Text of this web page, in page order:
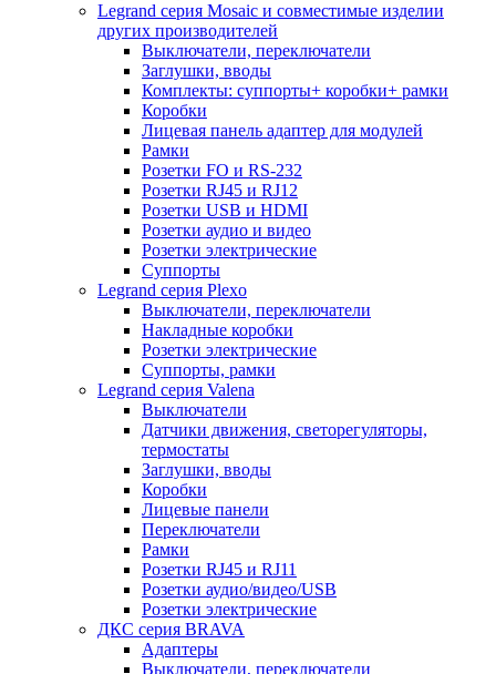
Legrand серия Mosaic и совместимые изделии
других производителей
Выключатели, переключатели
Заглушки, вводы
Комплекты: суппорты+ коробки+ рамки
Коробки
Лицевая панель адаптер для модулей
Рамки
Розетки FO и RS-232
Розетки RJ45 и RJ12
Розетки USB и HDMI
Розетки аудио и видео
Розетки электрические
Суппорты
Legrand серия Plexo
Выключатели, переключатели
Накладные коробки
Розетки электрические
Суппорты, рамки
Legrand серия Valena
Выключатели
Датчики движения, светорегуляторы,
термостаты
Заглушки, вводы
Коробки
Лицевые панели
Переключатели
Рамки
Розетки RJ45 и RJ11
Розетки аудио/видео/USB
Розетки электрические
ДКС серия BRAVA
Адаптеры
Выключатели, переключатели